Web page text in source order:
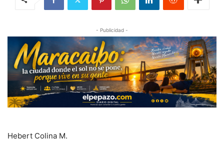
- Publicidad -
Hebert Colina M.